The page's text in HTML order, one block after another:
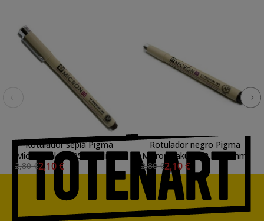
Rotulador sepia Pigma
Micron Sakura 05, 0.45 mm.
2,80 €2,10 €
Rotulador negro Pigma
Micron Sakura 03, 0.35 mm.
2,80 €2,10 €